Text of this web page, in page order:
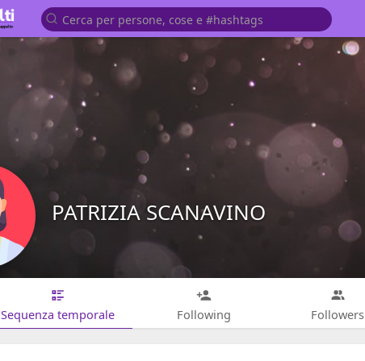
PATRIZIA SCANAVINO
Sequenza temporale Following Followers